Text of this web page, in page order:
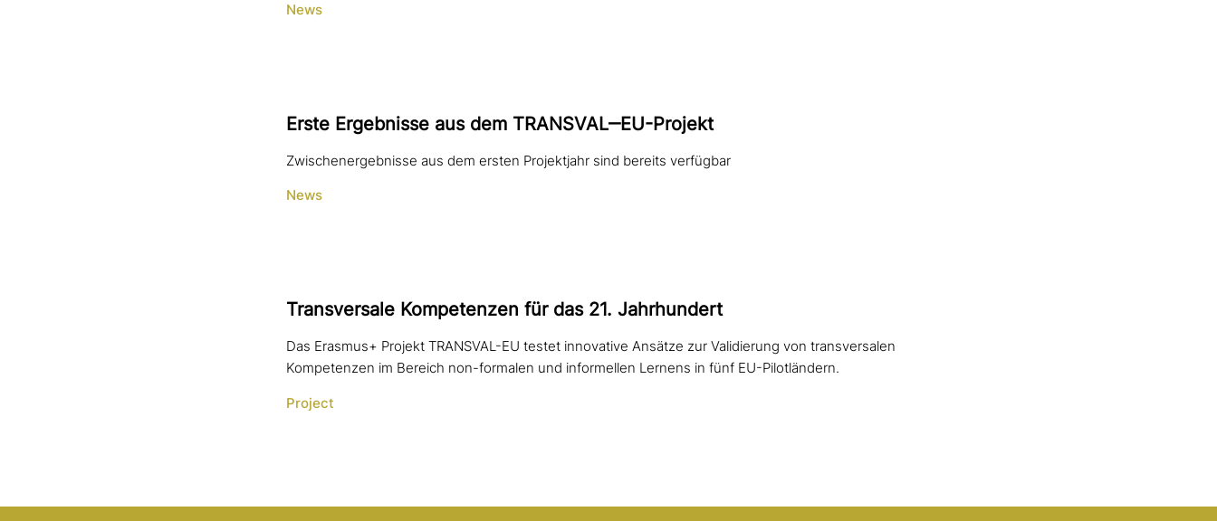
News
Erste Ergebnisse aus dem TRANSVAL‒EU-Projekt
Zwischenergebnisse aus dem ersten Projektjahr sind bereits verfügbar
News
Transversale Kompetenzen für das 21. Jahrhundert
Das Erasmus+ Projekt TRANSVAL-EU testet innovative Ansätze zur Validierung von transversalen
Kompetenzen im Bereich non-formalen und informellen Lernens in fünf EU-Pilotländern.
Project